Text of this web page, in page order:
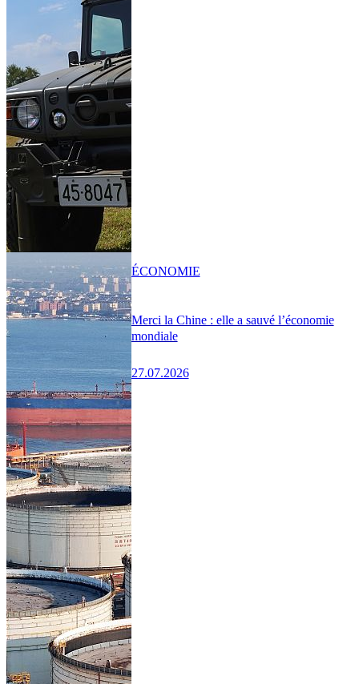
Merci la Chine : elle a sauvé l’économie
mondiale
27.07.2026
ÉCONOMIE